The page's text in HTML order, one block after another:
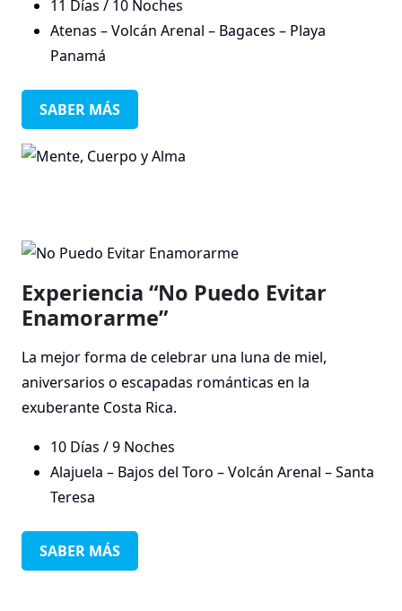
11 Días / 10 Noches
Atenas – Volcán Arenal – Bagaces – Playa
Panamá
SABER MÁS
Experiencia “No Puedo Evitar
Enamorarme”
La mejor forma de celebrar una luna de miel,
aniversarios o escapadas románticas en la
exuberante Costa Rica.
10 Días / 9 Noches
Alajuela – Bajos del Toro – Volcán Arenal – Santa
Teresa
SABER MÁS